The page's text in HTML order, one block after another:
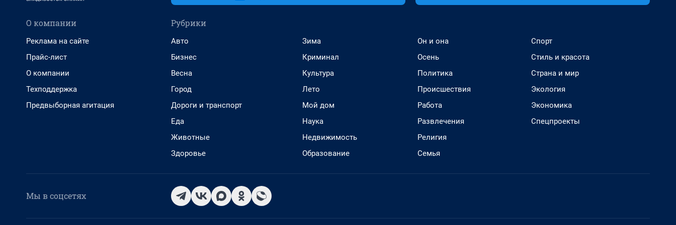
О компании
Реклама на сайте
Прайс-лист
О компании
Техподдержка
Предвыборная агитация
Рубрики
Авто
Бизнес
Весна
Город
Дороги и транспорт
Еда
Животные
Здоровье
Зима
Криминал
Культура
Лето
Мой дом
Наука
Недвижимость
Образование
Он и она
Осень
Политика
Происшествия
Работа
Развлечения
Религия
Семья
Спорт
Стиль и красота
Страна и мир
Экология
Экономика
Спецпроекты
Мы в соцсетях